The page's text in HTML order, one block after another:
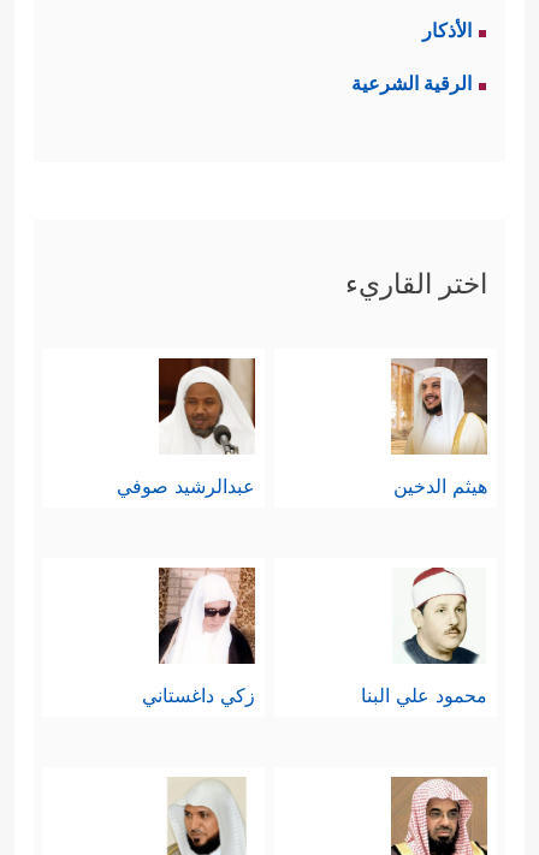
الأذكار
الرقية الشرعية
اختر القاريء
هيثم الدخين عبدالرشيد صوفي
محمود علي البنا زكي داغستاني